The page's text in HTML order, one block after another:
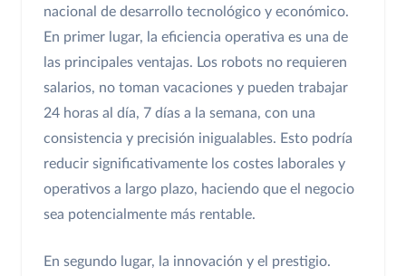
nacional de desarrollo tecnológico y económico.
En primer lugar, la eficiencia operativa es una de
las principales ventajas. Los robots no requieren
salarios, no toman vacaciones y pueden trabajar
24 horas al día, 7 días a la semana, con una
consistencia y precisión inigualables. Esto podría
reducir significativamente los costes laborales y
operativos a largo plazo, haciendo que el negocio
sea potencialmente más rentable.
En segundo lugar, la innovación y el prestigio.